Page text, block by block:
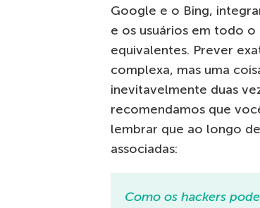
Google e o Bing,
e os usuários em todo
equivalentes. Prever
complexa, mas uma
inevitavelmente duas
recomendamos que
lembrar que ao longo
associadas:
Como os hackers